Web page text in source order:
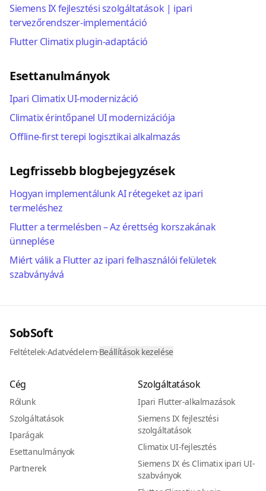
Siemens IX fejlesztési szolgáltatások | ipari
tervezőrendszer-implementáció
Flutter Climatix plugin-adaptáció
Esettanulmányok
Ipari Climatix UI-modernizáció
Climatix érintőpanel UI modernizációja
Offline-first terepi logisztikai alkalmazás
Legfrissebb blogbejegyzések
Hogyan implementálunk AI rétegeket az ipari
termeléshez
Flutter a termelésben – Az érettség korszakának
ünneplése
Miért válik a Flutter az ipari felhasználói felületek
szabványává
SobSoft
Feltételek·Adatvédelem·Beállítások kezelése
Cég
Rólunk
Szolgáltatások
Iparágak
Esettanulmányok
Partnerek
Szolgáltatások
Ipari Flutter-alkalmazások
Siemens IX fejlesztési
szolgáltatások
Climatix UI-fejlesztés
Siemens IX és Climatix ipari UI-
szabványok